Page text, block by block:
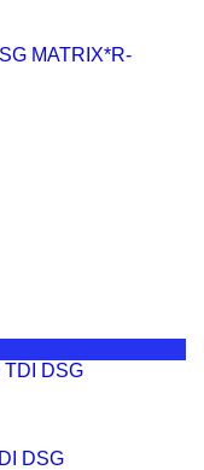
MATRIX*R-
DSG